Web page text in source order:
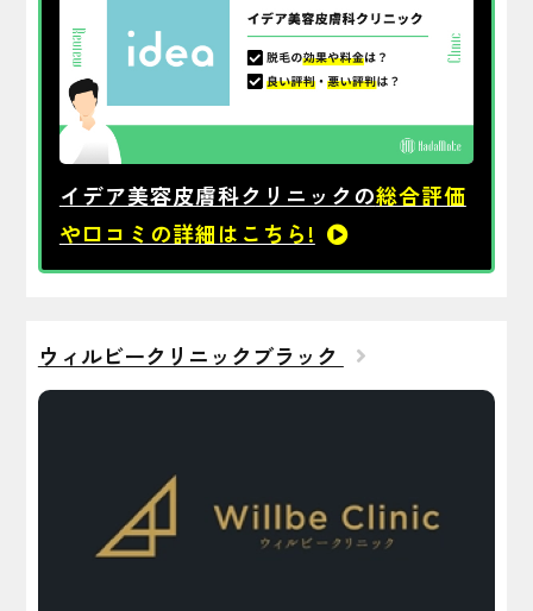
イデア美容皮膚科クリニックの総合評価
や口コミの詳細はこちら!
ウィルビークリニックブラック